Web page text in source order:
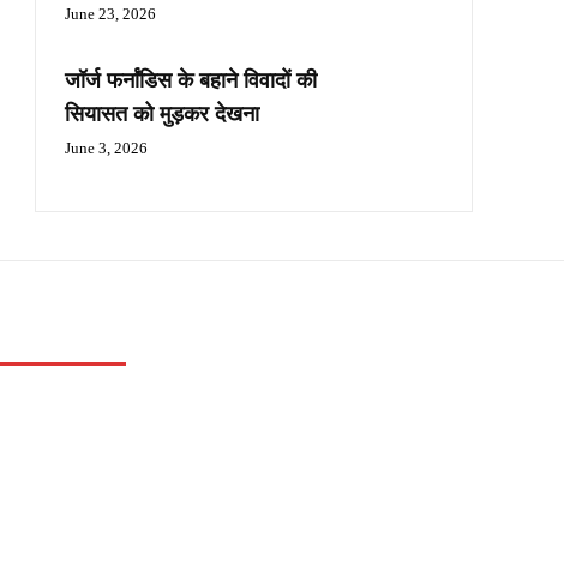
June 23, 2026
जॉर्ज फर्नांडिस के बहाने विवादों की
सियासत को मुड़कर देखना
June 3, 2026